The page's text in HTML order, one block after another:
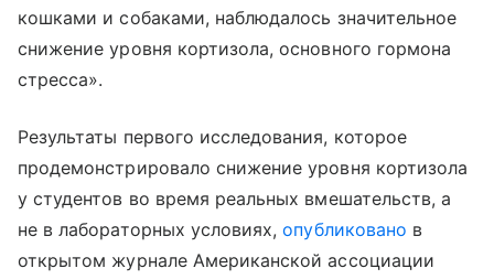
кошками и собаками, наблюдалось значительное
снижение уровня кортизола, основного гормона
стресса».
Результаты первого исследования, которое
продемонстрировало снижение уровня кортизола
у студентов во время реальных вмешательств, а
не в лабораторных условиях,опубликовано в
открытом журнале Американской ассоциации